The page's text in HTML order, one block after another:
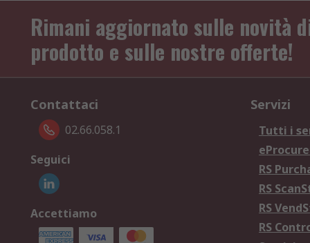
Rimani aggiornato sulle novità
prodotto e sulle nostre offerte!
Contattaci
02.66.058.1
Seguici
Accettiamo
Servizi
Tutti i
RS
RS
RS
RS